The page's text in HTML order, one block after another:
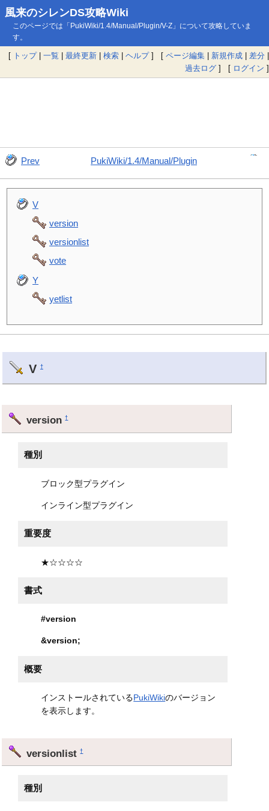
風来のシレンDS攻略Wiki
このページでは「PukiWiki/1.4/Manual/Plugin/V-Z」について攻略していま
す。
[ トップ| 一覧 | 最終更新 | 検索 | ヘルプ] [ ページ編集 | 新規作成 | 差分 |
過去ログ ] [ ログイン ]
Prev PukiWiki/1.4/Manual/Plugin
V
version
versionlist
vote
Y
yetlist
V †
version†
種別
ブロック型プラグイン
インライン型プラグイン
重要度
★☆☆☆☆
書式
#version
&version;
概要
インストールされているPukiWikiのバージョン
を表示します。
versionlist†
種別